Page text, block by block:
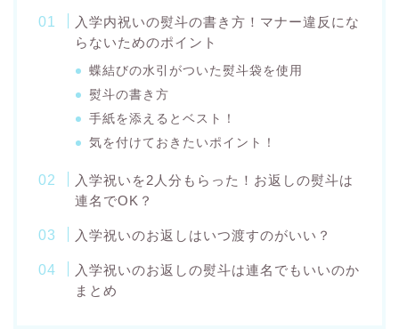
入学内祝いの熨斗の書き方！マナー違反にな
らないためのポイント
蝶結びの水引がついた熨斗袋を使用
熨斗の書き方
手紙を添えるとベスト！
気を付けておきたいポイント！
入学祝いを2人分もらった！お返しの熨斗は
連名でOK？
入学祝いのお返しはいつ渡すのがいい？
入学祝いのお返しの熨斗は連名でもいいのか
まとめ